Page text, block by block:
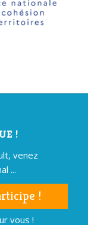
!
venez
...
!
vous !